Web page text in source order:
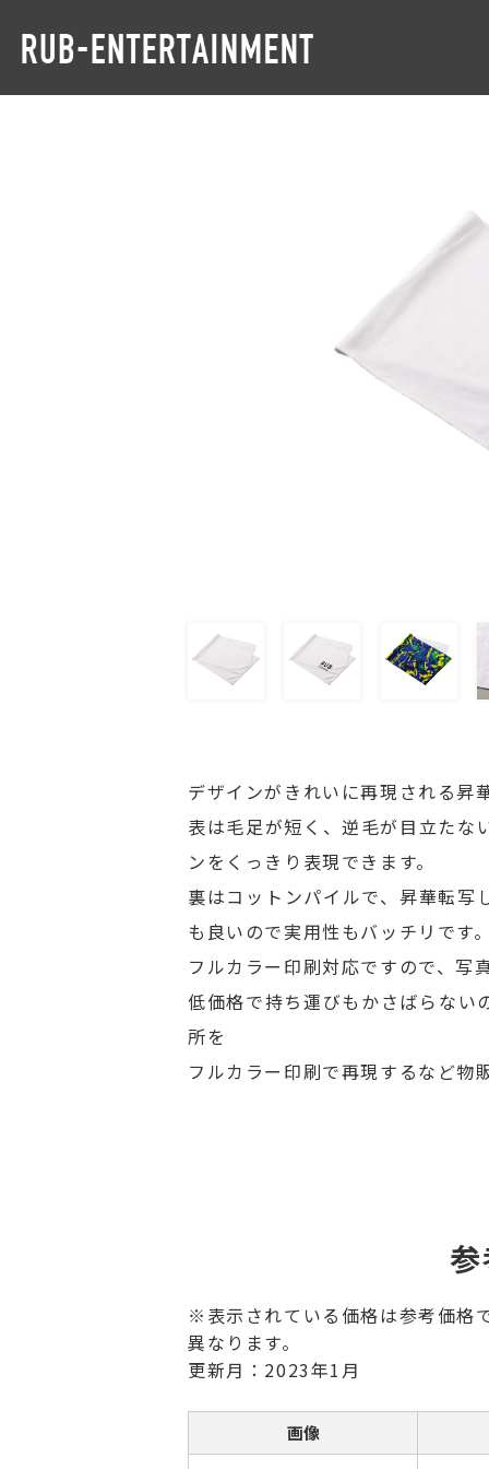
デザインがきれいに再現される昇
表は毛足が短く、逆毛が目立たな
ンをくっきり表現できます。
裏はコットンパイルで、昇華転写
も良いので実用性もバッチリです
フルカラー印刷対応ですので、写
低価格で持ち運びもかさばらない
所を
フルカラー印刷で再現するなど物
※表示されている価格は参考価格
異なります。
更新月：2023年1月
画像